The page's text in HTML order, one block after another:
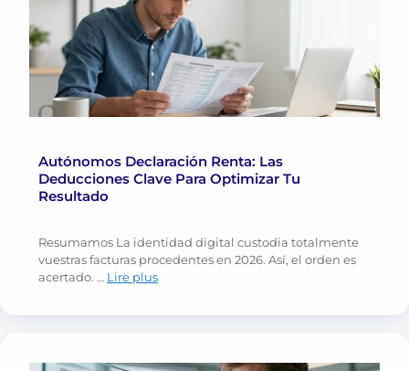
Autónomos Declaración Renta: Las
Deducciones Clave Para Optimizar Tu
Resultado
Resumamos La identidad digital custodia totalmente
vuestras facturas procedentes en 2026. Así, el orden es
acertado. … Lire plus